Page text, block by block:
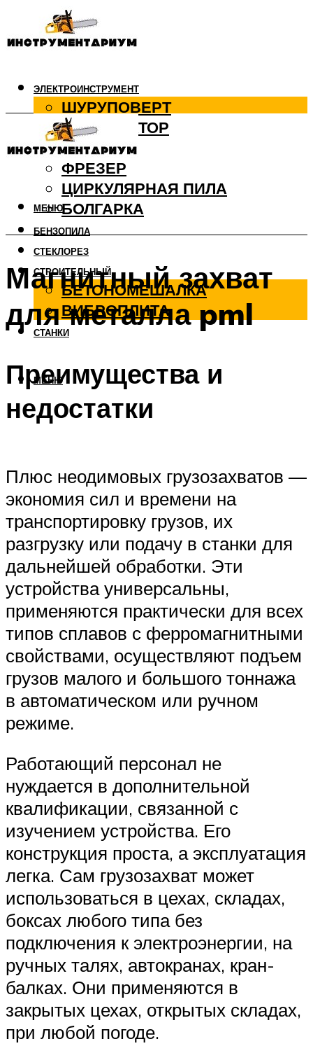
ЭЛЕКТРОИНСТРУМЕНТ
ШУРУПОВЕРТ
ПЕРФОРАТОР
ДРЕЛЬ
ФРЕЗЕР
ЦИРКУЛЯРНАЯ ПИЛА
БОЛГАРКА
БЕНЗОПИЛА
СТЕКЛОРЕЗ
СТРОИТЕЛЬНЫЙ
БЕТОНОМЕШАЛКА
ВИБРОПЛИТА
СТАНКИ
МЕНЮ
МЕНЮ
Магнитный захват
для металла pml
Преимущества и
недостатки
Плюс неодимовых грузозахватов —
экономия сил и времени на
транспортировку грузов, их
разгрузку или подачу в станки для
дальнейшей обработки. Эти
устройства универсальны,
применяются практически для всех
типов сплавов с ферромагнитными
свойствами, осуществляют подъем
грузов малого и большого тоннажа
в автоматическом или ручном
режиме.
Работающий персонал не
нуждается в дополнительной
квалификации, связанной с
изучением устройства. Его
конструкция проста, а эксплуатация
легка. Сам грузозахват может
использоваться в цехах, складах,
боксах любого типа без
подключения к электроэнергии, на
ручных талях, автокранах, кран-
балках. Они применяются в
закрытых цехах, открытых складах,
при любой погоде.